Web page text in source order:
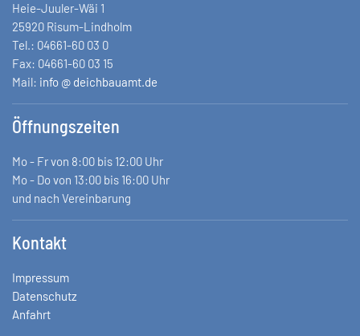
Heie-Juuler-Wäi 1
25920 Risum-Lindholm
Tel.: 04661-60 03 0
Fax: 04661-60 03 15
Mail: info @ deichbauamt.de
Öffnungszeiten
Mo - Fr von 8:00 bis 12:00 Uhr
Mo - Do von 13:00 bis 16:00 Uhr
und nach Vereinbarung
Kontakt
Impressum
Datenschutz
Anfahrt